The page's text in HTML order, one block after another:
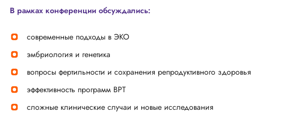
В рамках конференции обсуждались:
современные подходы в ЭКО
эмбриология и генетика
вопросы фертильности и сохранения репродуктивного здоровья
эффективность программ ВРТ
сложные клинические случаи и новые исследования